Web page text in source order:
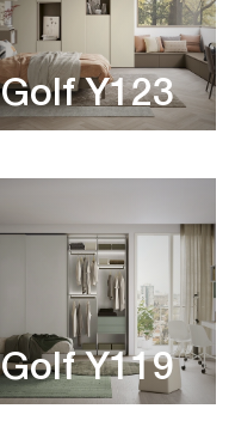
Golf Y123
Golf Y119